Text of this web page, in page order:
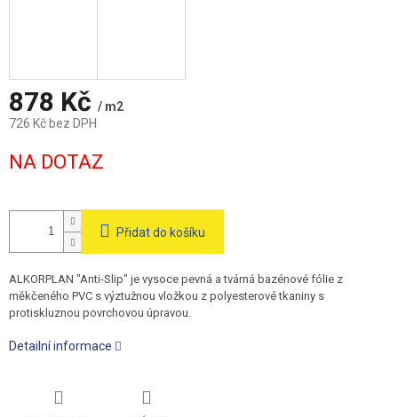
878 Kč / m2
726 Kč bez DPH
cena:
NA DOTAZ
Přidat do košíku
ALKORPLAN "Anti-Slip" je vysoce pevná a tvárná bazénové fólie z
měkčeného PVC s výztužnou vložkou z polyesterové tkaniny s
protiskluznou povrchovou úpravou.
Detailní informace